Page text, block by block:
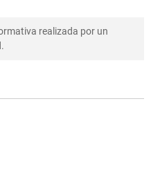
realizada por un